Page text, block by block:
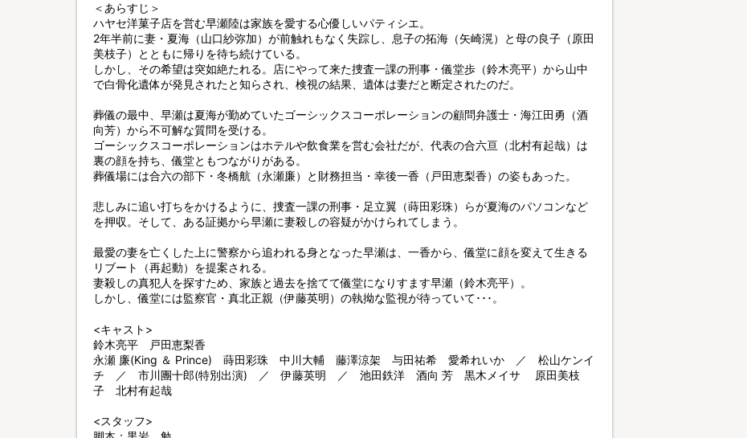
＜あらすじ＞
ハヤセ洋菓子店を営む早瀬陸は家族を愛する心優しいパティシエ。
2年半前に妻・夏海（山口紗弥加）が前触れもなく失踪し、息子の拓海（矢崎滉）と母の良子（原田
美枝子）とともに帰りを待ち続けている。
しかし、その希望は突如絶たれる。店にやって来た捜査一課の刑事・儀堂歩（鈴木亮平）から山中
で白骨化遺体が発見されたと知らされ、検視の結果、遺体は妻だと断定されたのだ。
葬儀の最中、早瀬は夏海が勤めていたゴーシックスコーポレーションの顧問弁護士・海江田勇（酒
向芳）から不可解な質問を受ける。
ゴーシックスコーポレーションはホテルや飲食業を営む会社だが、代表の合六亘（北村有起哉）は
裏の顔を持ち、儀堂ともつながりがある。
葬儀場には合六の部下・冬橋航（永瀬廉）と財務担当・幸後一香（戸田恵梨香）の姿もあった。
悲しみに追い打ちをかけるように、捜査一課の刑事・足立翼（蒔田彩珠）らが夏海のパソコンなど
を押収。そして、ある証拠から早瀬に妻殺しの容疑がかけられてしまう。
最愛の妻を亡くした上に警察から追われる身となった早瀬は、一香から、儀堂に顔を変えて生きる
リブート（再起動）を提案される。
妻殺しの真犯人を探すため、家族と過去を捨てて儀堂になりすます早瀬（鈴木亮平）。
しかし、儀堂には監察官・真北正親（伊藤英明）の執拗な監視が待っていて･･･。
<キャスト>
鈴木亮平 戸田恵梨香
永瀬 廉(King ＆ Prince) 蒔田彩珠 中川大輔 藤澤涼架 与田祐希 愛希れいか ／ 松山ケンイ
チ ／ 市川團十郎(特別出演) ／ 伊藤英明 ／ 池田鉄洋 酒向 芳 黒木メイサ 原田美枝
子 北村有起哉
<スタッフ>